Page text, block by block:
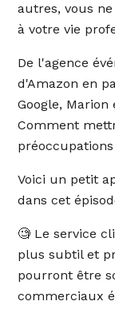
autres, vous
à votre vie
De l'agence
d'Amazon en
Google,
Comment
Voici un petit
dans cet
🧐 Le service
plus subtil et
pourront être
commerciaux